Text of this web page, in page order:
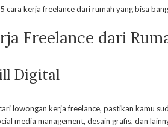
cara kerja freelance dari rumah yang bisa
Freelance dari
Digital
lowongan kerja freelance, pastikan kamu
media management, desain grafis, dan